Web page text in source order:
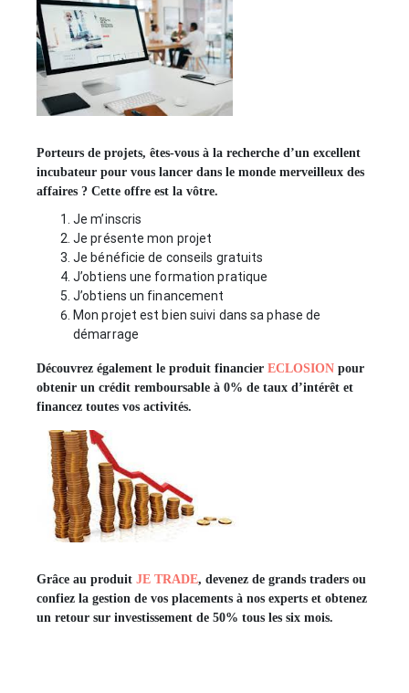
Porteurs de projets, êtes-vous à la recherche d’un excellent
incubateur pour vous lancer dans le monde merveilleux des
affaires ? Cette offre est la vôtre.
Je m’inscris
Je présente mon projet
Je bénéficie de conseils gratuits
J’obtiens une formation pratique
J’obtiens un financement
Mon projet est bien suivi dans sa phase de
démarrage
Découvrez également le produit financier ECLOSION pour
obtenir un crédit remboursable à 0% de taux d’intérêt et
financez toutes vos activités.
Grâce au produit JE TRADE, devenez de grands traders ou
confiez la gestion de vos placements à nos experts et obtenez
un retour sur investissement de 50% tous les six mois.